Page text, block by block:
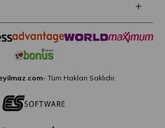
- Tüm Hakları Saklıdır.